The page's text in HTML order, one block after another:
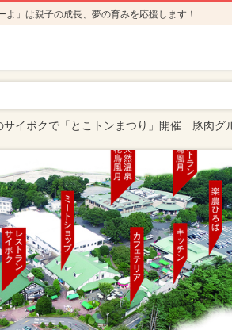
」は親子の成長、夢の育みを応援します！
サイボクで「とこトンまつり」開催 豚肉グ